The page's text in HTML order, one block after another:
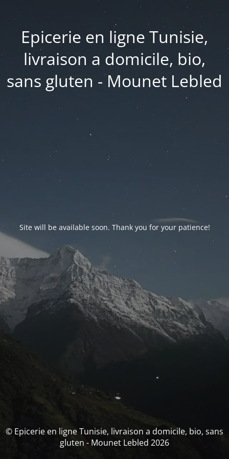
Epicerie en ligne Tunisie,
livraison a domicile, bio,
sans gluten - Mounet Lebled
Site will be available soon. Thank you for your patience!
© Epicerie en ligne Tunisie, livraison a domicile, bio, sans
gluten - Mounet Lebled 2026